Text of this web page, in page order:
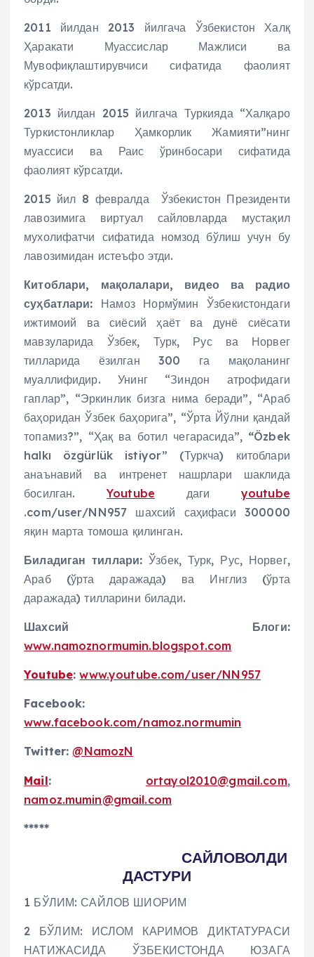
2011 йилдан 2013 йилгача Ўзбекистон Халқ
Ҳаракати Муассислар Мажлиси ва
Мувофиқлаштирувчиси сифатида фаолият
кўрсатди.
2013 йилдан 2015 йилгача Туркияда “Халқаро
Туркистонликлар Ҳамкорлик Жамияти”нинг
муассиси ва Раис ўринбосари сифатида
фаолият кўрсатди.
2015 йил 8 февралда
Ўзбекистон Президенти
лавозимига виртуал сайловларда мустақил
мухолифатчи сифатида номзод бўлиш учун бу
лавозимидан истеъфо этди.
Китоблари, мақолалари, видео ва радио
суҳбатлари: Намоз Нормўмин Ўзбекистондаги
ижтимоий ва сиёсий ҳаёт ва дунё сиёсати
мавзуларида Ўзбек, Турк, Рус ва Норвег
тилларида ёзилган 300 га мақоланинг
муаллифидир. Унинг “Зиндон атрофидаги
гаплар”, “Эркинлик бизга нима беради”, “Араб
баҳоридан Ўзбек баҳорига”, “Ўрта Йўлни қандай
топамиз?”, “Ҳақ ва ботил чегарасида”, “Özbek
halkı özgürlük istiyor” (Туркча) китоблари
анаънавий ва интренет нашрлари шаклида
босилган.Youtube даги youtube
.com/user/NN957 шахсий саҳифаси 300000
яқин марта томоша қилинган.
Биладиган тиллари: Ўзбек, Турк, Рус, Норвег,
Араб (ўрта даражада) ва Инглиз (ўрта
даражада) тилларини билади.
Шахсий Блоги:
www.namoznormumin.blogspot.com
Youtube:www.youtube.com/user/NN957
Facebook:
www.facebook.com/namoz.normumin
Twitter: @NamozN
Mail: ortayol2010@gmail.com,
namoz.mumin@gmail.com
*****
САЙЛОВОЛДИ
ДАСТУРИ
1 БЎЛИМ: САЙЛОВ ШИОРИМ
2 БЎЛИМ: ИСЛОМ КАРИМОВ ДИКТАТУРАСИ
НАТИЖАСИДА ЎЗБЕКИСТОНДА ЮЗАГА